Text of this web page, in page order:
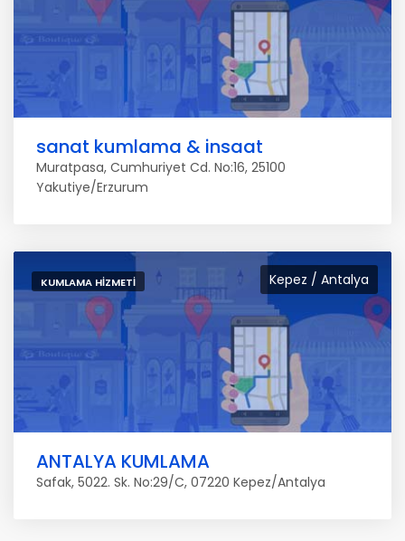
sanat kumlama & insaat
Muratpasa, Cumhuriyet Cd. No:16, 25100
Yakutiye/Erzurum
Kepez / Antalya
KUMLAMA HIZMETI
ANTALYA KUMLAMA
Safak, 5022. Sk. No:29/C, 07220 Kepez/Antalya